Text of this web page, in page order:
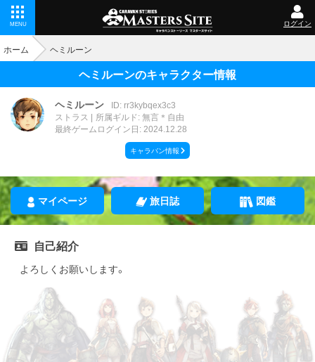
MENU ログイン
ホーム ヘミルーン
ヘミルーンのキャラクター情報
ヘミルーン
ID: rr3kybqex3c3
ストラス
所属ギルド: 無言＊自由
最終ゲームログイン日: 2024.12.28
キャラバン情報
マイページ 旅日誌 図鑑
自己紹介
よろしくお願いします。